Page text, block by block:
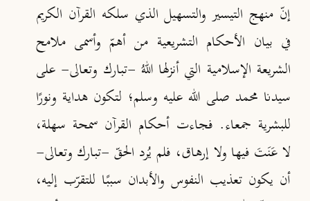
إنّ منهج التيسير والتسهيل الذي سلكه القرآن الكريم
في بيان الأحكام التشريعية من أهمّ وأسمى ملامح
الشريعة الإسلامية التي أنزلها اللهُ -تبارك وتعالى- على
سيدنا محمد صلى الله عليه وسلم؛ لتكون هداية ونورًا
للبشرية جمعاء. فجاءت أحكام القرآن سمحة سهلة،
لا عَنَتَ فيها ولا إرهاق، فلم يُرد الحقّ -تبارك وتعالى-
أن يكون تعذيب النفوس والأبدان سببًا للتقرّب إليه،